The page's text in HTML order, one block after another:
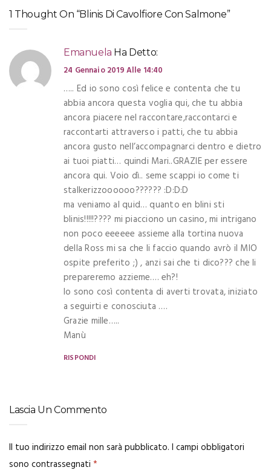
1 Thought On “Blinis Di Cavolfiore Con Salmone”
Emanuela Ha Detto:
24 Gennaio 2019 Alle 14:40
….. Ed io sono così felice e contenta che tu
abbia ancora questa voglia qui, che tu abbia
ancora piacere nel raccontare,raccontarci e
raccontarti attraverso i patti, che tu abbia
ancora gusto nell’accompagnarci dentro e dietro
ai tuoi piatti… quindi Mari..GRAZIE per essere
ancora qui. Voio dì.. seme scappi io come ti
stalkerizzoooooo?????? :D:D:D
ma veniamo al quid… quanto en blini sti
blinis!!!!!???? mi piacciono un casino, mi intrigano
non poco eeeeee assieme alla tortina nuova
della Ross mi sa che li faccio quando avrò il MIO
ospite preferito ;) , anzi sai che ti dico??? che li
prepareremo azzieme…. eh?!
Io sono così contenta di averti trovata, iniziato
a seguirti e conosciuta ….
Grazie mille…..
Manù
RISPONDI
Lascia Un Commento
Il tuo indirizzo email non sarà pubblicato. I campi obbligatori
sono contrassegnati *